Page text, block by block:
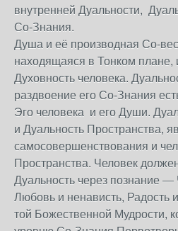
внутренней Дуальности,
Со-Знания.
Душа и её производная Со-
находящаяся в Тонком
Духовность человека.
раздвоение его Со-Знания
Эго человека и его Души.
и Дуальность Пространства,
самосовершенствования и
Пространства. Человек
Дуальность через познание
Любовь и ненависть, Радость
той Божественной Мудрости,